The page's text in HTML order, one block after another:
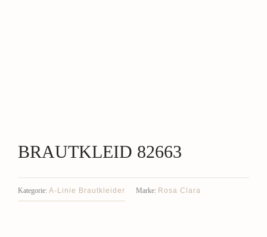
BRAUTKLEID 82663
Kategorie: A-Linie Brautkleider Marke: Rosa Clara